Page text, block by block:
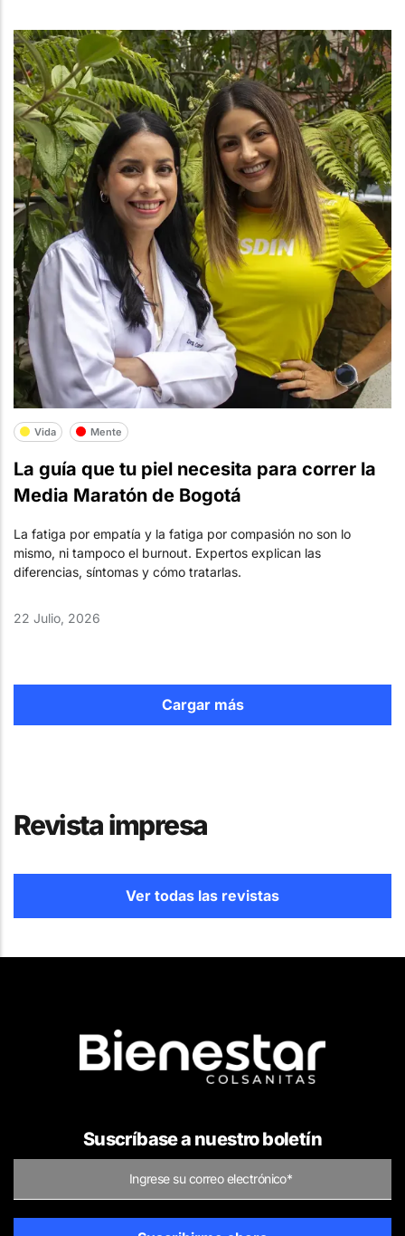
Vida Mente
La guía que tu piel necesita para correr la
Media Maratón de Bogotá
La fatiga por empatía y la fatiga por compasión no son lo
mismo, ni tampoco el burnout. Expertos explican las
diferencias, síntomas y cómo tratarlas.
22 Julio, 2026
Cargar más
Revista impresa
Ver todas las revistas
Suscríbase a nuestro boletín